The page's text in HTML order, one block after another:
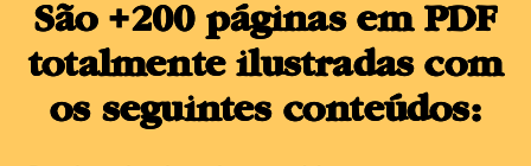
São +200 páginas em PDF
totalmente ilustradas com
os seguintes conteúdos: